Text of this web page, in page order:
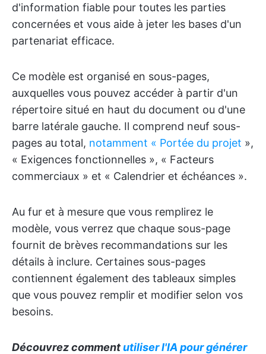
d'information fiable pour toutes les parties
concernées et vous aide à jeter les bases d'un
partenariat efficace.
Ce modèle est organisé en sous-pages,
auxquelles vous pouvez accéder à partir d'un
répertoire situé en haut du document ou d'une
barre latérale gauche. Il comprend neuf sous-
pages au total, notamment « Portée du projet »,
« Exigences fonctionnelles », « Facteurs
commerciaux » et « Calendrier et échéances ».
Au fur et à mesure que vous remplirez le
modèle, vous verrez que chaque sous-page
fournit de brèves recommandations sur les
détails à inclure. Certaines sous-pages
contiennent également des tableaux simples
que vous pouvez remplir et modifier selon vos
besoins.
Découvrez commentutiliser l'IA pour générer